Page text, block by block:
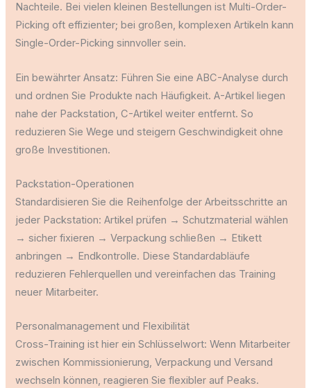
Nachteile. Bei vielen kleinen Bestellungen ist Multi-Order-
Picking oft effizienter; bei großen, komplexen Artikeln kann
Single-Order-Picking sinnvoller sein.
Ein bewährter Ansatz: Führen Sie eine ABC-Analyse durch
und ordnen Sie Produkte nach Häufigkeit. A-Artikel liegen
nahe der Packstation, C-Artikel weiter entfernt. So
reduzieren Sie Wege und steigern Geschwindigkeit ohne
große Investitionen.
Packstation-Operationen
Standardisieren Sie die Reihenfolge der Arbeitsschritte an
jeder Packstation: Artikel prüfen → Schutzmaterial wählen
→ sicher fixieren → Verpackung schließen → Etikett
anbringen → Endkontrolle. Diese Standardabläufe
reduzieren Fehlerquellen und vereinfachen das Training
neuer Mitarbeiter.
Personalmanagement und Flexibilität
Cross-Training ist hier ein Schlüsselwort: Wenn Mitarbeiter
zwischen Kommissionierung, Verpackung und Versand
wechseln können, reagieren Sie flexibler auf Peaks.